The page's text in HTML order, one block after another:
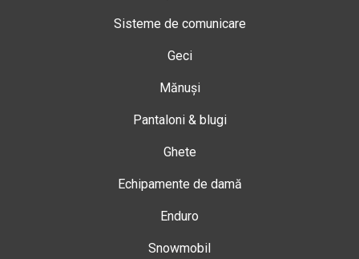
Sisteme de comunicare
Geci
Mănuși
Pantaloni & blugi
Ghete
Echipamente de damă
Enduro
Snowmobil